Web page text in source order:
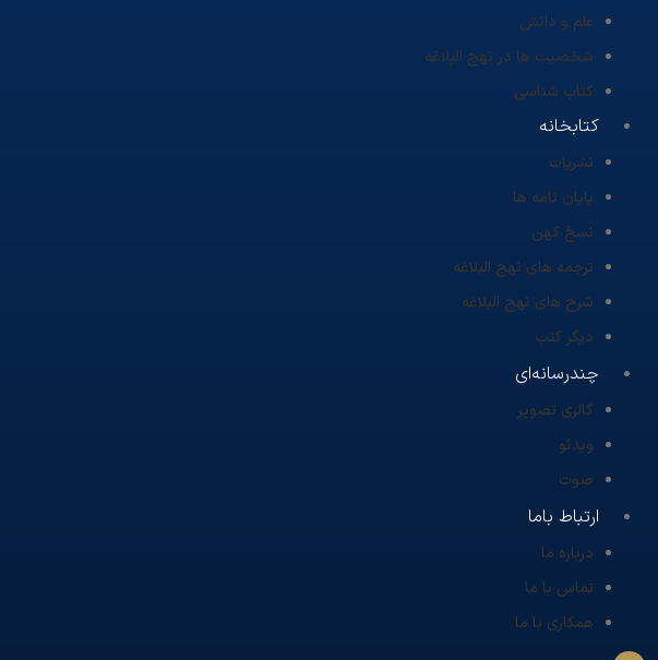
علم و دانش
شخصیت ها در نهج البلاغه
کتاب شناسی
کتابخانه
نشریات
پایان نامه ها
نسخ کهن
ترجمه های نهج البلاغه
شرح های نهج البلاغه
دیگر کتب
چندرسانه‌ای
گالری تصویر
ویدئو
صوت
ارتباط باما
درباره ما
تماس با ما
همکاری با ما